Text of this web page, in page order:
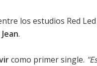
los estudios Red Led
.
como primer single.